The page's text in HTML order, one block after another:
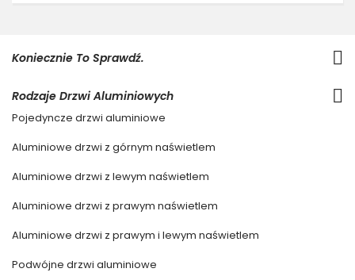
Koniecznie To Sprawdź.
Rodzaje Drzwi Aluminiowych
Pojedyncze drzwi aluminiowe
Aluminiowe drzwi z górnym naświetlem
Aluminiowe drzwi z lewym naświetlem
Aluminiowe drzwi z prawym naświetlem
Aluminiowe drzwi z prawym i lewym naświetlem
Podwójne drzwi aluminiowe